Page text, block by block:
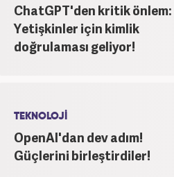
ChatGPT'den kritik önlem:
Yetişkinler için kimlik
doğrulaması geliyor!
TEKNOLOJİ
OpenAI'dan dev adım!
Güçlerini birleştirdiler!